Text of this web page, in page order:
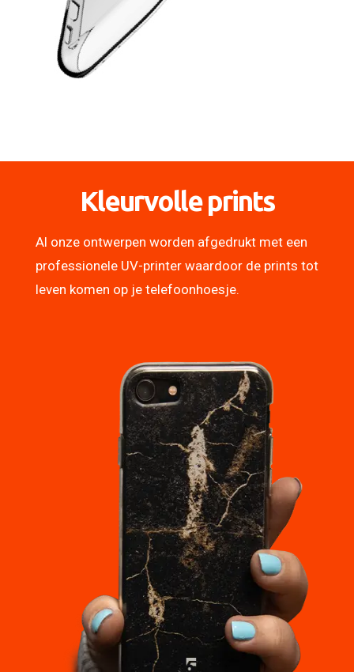
Kleurvolle prints
Al onze ontwerpen worden afgedrukt met een
professionele UV-printer waardoor de prints tot
leven komen op je telefoonhoesje.